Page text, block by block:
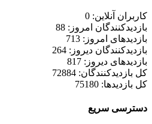
کاربران آنلاین: 0
بازدیدکنندگان امروز: 88
بازدیدهای امروز: 713
بازدیدکنندگان دیروز: 264
بازدیدهای دیروز: 817
کل بازدیدکنند‌گان: 72884
کل بازدیدها: 75180
دسترسی سریع